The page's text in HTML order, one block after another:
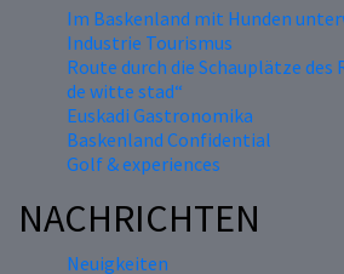
Im Baskenland mit Hunden
Industrie Tourismus
Route durch die Schauplätze des
de witte stad“
Euskadi Gastronomika
Baskenland Confidential
Golf & experiences
NACHRICHTEN
Neuigkeiten